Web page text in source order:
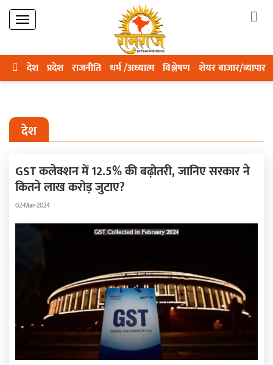
देश प्रदेश राजनीति धर्म /अध्यात्म विश्लेषण शेयर बाजार/व्यापार
देश
GST कलेक्शन में 12.5% की बढ़ोतरी, जानिए सरकार ने
कितने लाख करोड़ जुटाए?
02-Mar-2024